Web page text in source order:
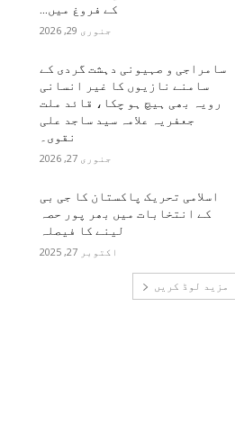
کے فروغ میں...
جنوری 29, 2026
سامراجی و صہیونی دہشت گردی کے
سامنے نازیوں کا غیر انسانی
رویہ بھی ہیچ ہو چکا، قائد ملت
جعفریہ علامہ سید ساجد علی
نقوی۔
جنوری 27, 2026
اسلامی تحریک پاکستان کا جی بی
کے انتخابات میں بھر پور حصہ
لینے کا فیصلہ
اکتوبر 27, 2025
مزید لوڈ کریں